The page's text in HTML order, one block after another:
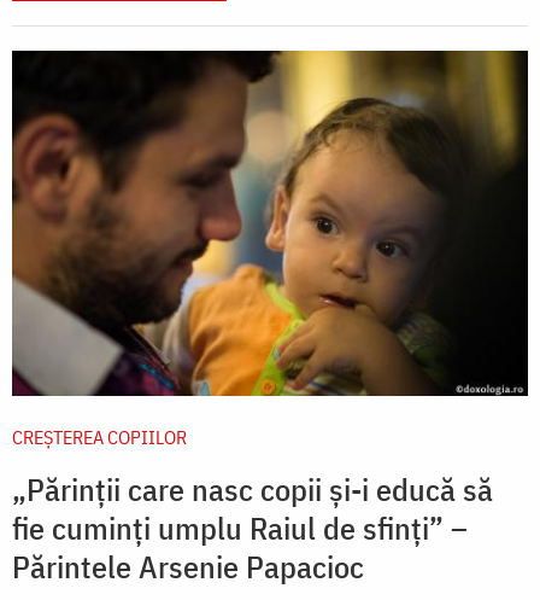
CREŞTEREA COPIILOR
„Părinții care nasc copii și-i educă să
fie cuminți umplu Raiul de sfinți” –
Părintele Arsenie Papacioc